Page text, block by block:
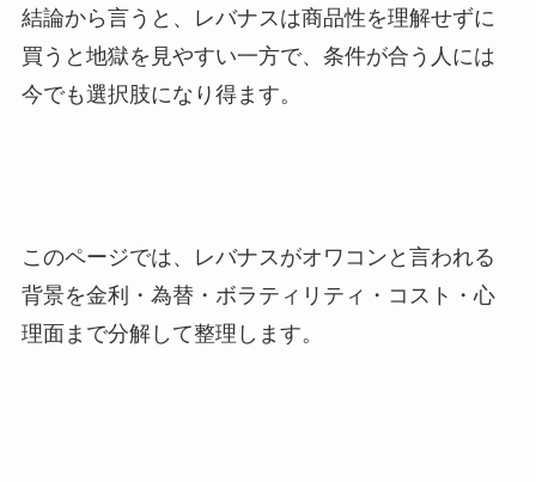
結論から言うと、レバナスは商品性を理解せずに
買うと地獄を見やすい一方で、条件が合う人には
今でも選択肢になり得ます。
このページでは、レバナスがオワコンと言われる
背景を金利・為替・ボラティリティ・コスト・心
理面まで分解して整理します。